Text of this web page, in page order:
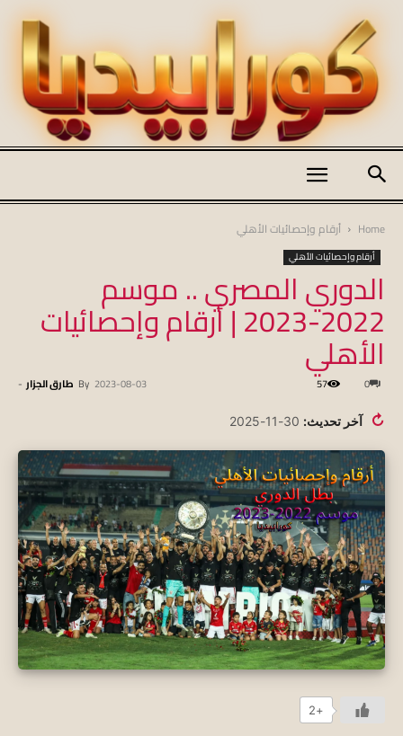
Home أرقام وإحصائيات الأهلي
أرقام وإحصائيات الأهلي
الدوري المصري .. موسم
2022-2023 | أرقام وإحصائيات
الأهلي
By طارق الجزار - 2023-08-03 0
57
↻ آخر تحديث: 30-11-2025
+2